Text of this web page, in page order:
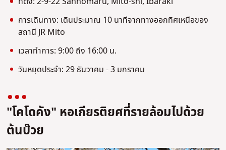
การเดินทาง: เดินประมาณ 10 นาทีจากทางออกทิศเหนือของ
สถานี JR Mito
เวลาทำการ: 9:00 ถึง 16:00 น.
วันหยุดประจำ: 29 ธันวาคม - 3 มกราคม
"โคโดคัง" หอเกียรติยศที่รายล้อมไปด้วย
ต้นบ๊วย